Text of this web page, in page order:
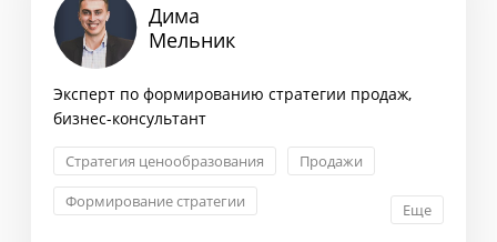
Дима
Мельник
Эксперт по формированию стратегии продаж,
бизнес-консультант
Стратегия ценообразования
Продажи
Формирование стратегии
Еще